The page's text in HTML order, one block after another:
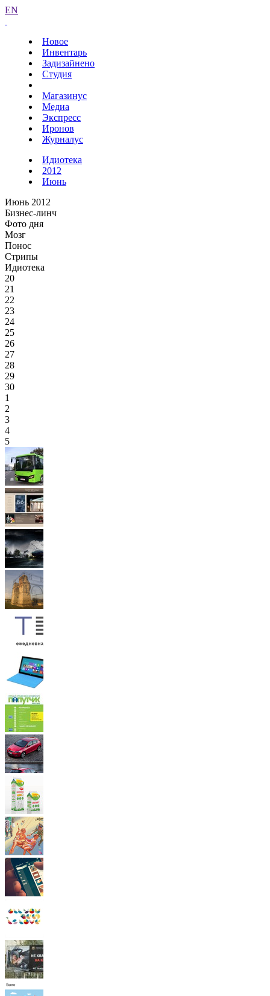
EN
Новое
Инвентарь
Задизайнено
Студия
Магазинус
Медиа
Экспресс
Иронов
Журналус
Идиотека
2012
Июнь
Июнь 2012
Бизнес-линч
Фото дня
Мозг
Понос
Стрипы
Идиотека
20
21
22
23
24
25
26
27
28
29
30
1
2
3
4
5